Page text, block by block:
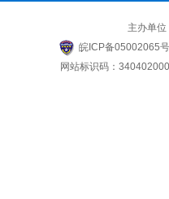
主办单
皖ICP备05002065
网站标识码：